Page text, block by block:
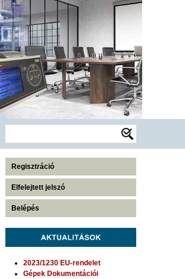
Regisztráció
Elfelejtett jelszó
Belépés
2023/1230 EU-rendelet
Gépek Dokumentációi